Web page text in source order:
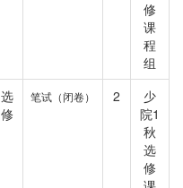
修
课
程
组
选
修
笔试（闭卷） 2
少
院1
秋
选
修